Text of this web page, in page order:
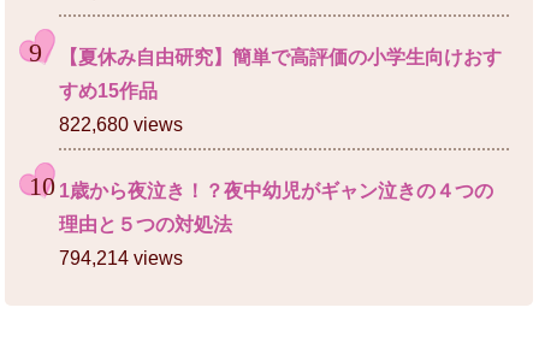
【夏休み自由研究】簡単で高評価の小学生向けおす
すめ15作品
822,680 views
1歳から夜泣き！？夜中幼児がギャン泣きの４つの
理由と５つの対処法
794,214 views